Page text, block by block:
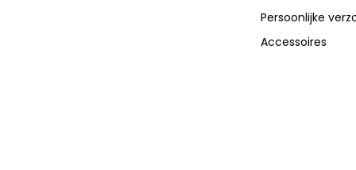
Persoonlijke
Accessoires